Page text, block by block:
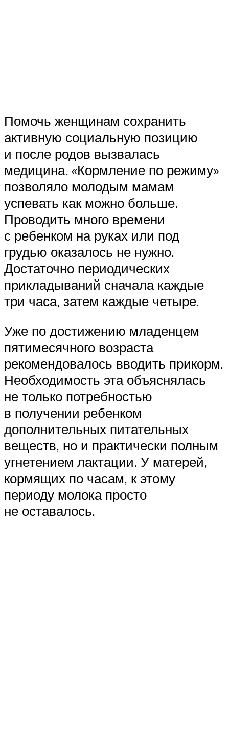
Помочь женщинам сохранить
активную социальную позицию
и после родов вызвалась
медицина. «Кормление по режиму»
позволяло молодым мамам
успевать как можно больше.
Проводить много времени
с ребенком на руках или под
грудью оказалось не нужно.
Достаточно периодических
прикладываний сначала каждые
три часа, затем каждые четыре.
Уже по достижению младенцем
пятимесячного возраста
рекомендовалось вводить прикорм.
Необходимость эта объяснялась
не только потребностью
в получении ребенком
дополнительных питательных
веществ, но и практически полным
угнетением лактации. У матерей,
кормящих по часам, к этому
периоду молока просто
не оставалось.